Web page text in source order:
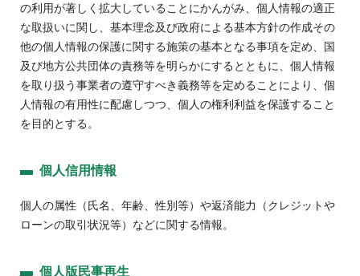
の利用が著しく拡大していることにかんがみ、個人情報の適正
な取扱いに関し、基本理念及び政府による基本方針の作成その
他の個人情報の保護に関する施策の基本となる事項を定め、国
及び地方公共団体の責務等を明らかにするとともに、個人情報
を取り扱う事業者の遵守すべき義務等を定めることにより、個
人情報の有用性に配慮しつつ、個人の権利利益を保護すること
を目的とする。
個人信用情報
個人の属性（氏名、年齢、性別等）や返済能力（クレジットや
ローンの取引状況等）などに関する情報。
個人版民事再生